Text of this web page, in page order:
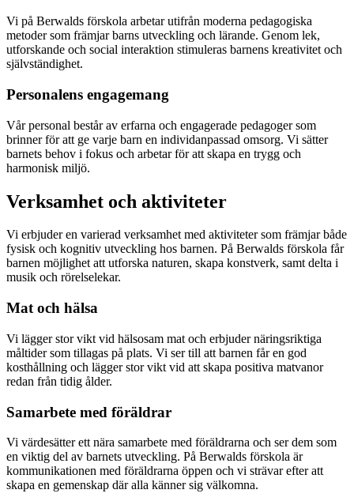
Vi på Berwalds förskola arbetar utifrån moderna pedagogiska
metoder som främjar barns utveckling och lärande. Genom lek,
utforskande och social interaktion stimuleras barnens kreativitet och
självständighet.
Personalens engagemang
Vår personal består av erfarna och engagerade pedagoger som
brinner för att ge varje barn en individanpassad omsorg. Vi sätter
barnets behov i fokus och arbetar för att skapa en trygg och
harmonisk miljö.
Verksamhet och aktiviteter
Vi erbjuder en varierad verksamhet med aktiviteter som främjar både
fysisk och kognitiv utveckling hos barnen. På Berwalds förskola får
barnen möjlighet att utforska naturen, skapa konstverk, samt delta i
musik och rörelselekar.
Mat och hälsa
Vi lägger stor vikt vid hälsosam mat och erbjuder näringsriktiga
måltider som tillagas på plats. Vi ser till att barnen får en god
kosthållning och lägger stor vikt vid att skapa positiva matvanor
redan från tidig ålder.
Samarbete med föräldrar
Vi värdesätter ett nära samarbete med föräldrarna och ser dem som
en viktig del av barnets utveckling. På Berwalds förskola är
kommunikationen med föräldrarna öppen och vi strävar efter att
skapa en gemenskap där alla känner sig välkomna.